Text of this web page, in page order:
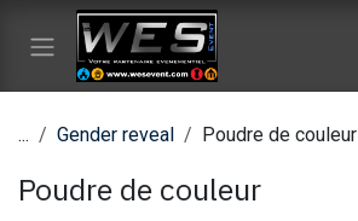
Se rendre au contenu
... Gender reveal Poudre de couleur
Poudre de couleur